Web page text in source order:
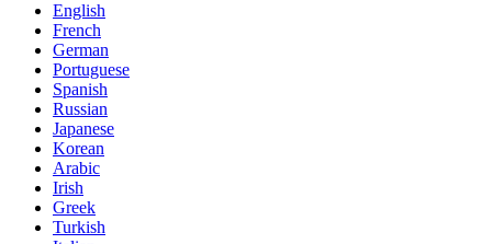
English
French
German
Portuguese
Spanish
Russian
Japanese
Korean
Arabic
Irish
Greek
Turkish